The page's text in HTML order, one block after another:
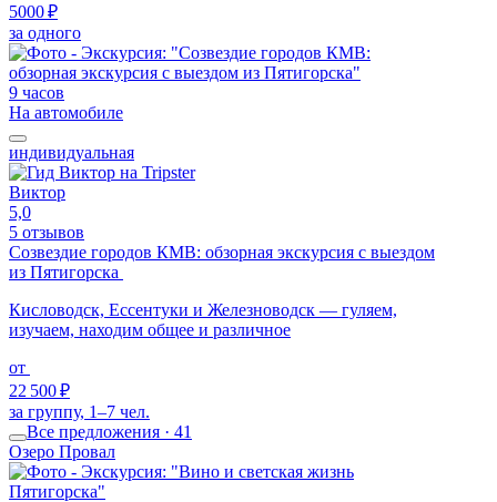
5000 ₽
за одного
9 часов
На автомобиле
индивидуальная
Виктор
5,0
5 отзывов
Созвездие городов КМВ: обзорная экскурсия с выездом
из Пятигорска
Кисловодск, Ессентуки и Железноводск — гуляем,
изучаем, находим общее и различное
от
22 500 ₽
за группу, 1–7 чел.
Все предложения · 41
Озеро Провал